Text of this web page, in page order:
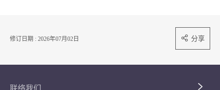
修订日期 : 2026年07月02日 分享
联络我们